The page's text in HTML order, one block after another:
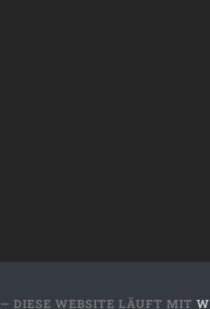
— DIESE WEBSITE LÄUFT MIT